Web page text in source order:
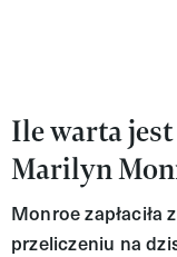
Ile warta jest
Marilyn
Monroe zapłaciła
przeliczeniu na